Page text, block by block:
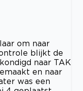
om naar
blijkt de
naar TAK
en naar
was een